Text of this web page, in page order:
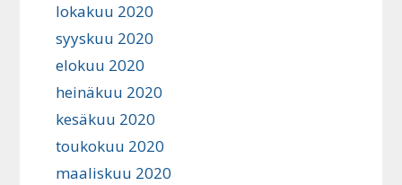
lokakuu 2020
syyskuu 2020
elokuu 2020
heinäkuu 2020
kesäkuu 2020
toukokuu 2020
maaliskuu 2020